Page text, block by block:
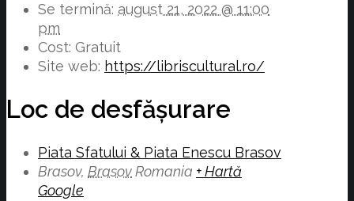
Se termină: august 21, 2022 @ 11:00
pm
Cost: Gratuit
Site web: https://libriscultural.ro/
Loc de desfășurare
Piata Sfatului & Piata Enescu Brasov
Brasov, BrasovRomania + Hartă
Google